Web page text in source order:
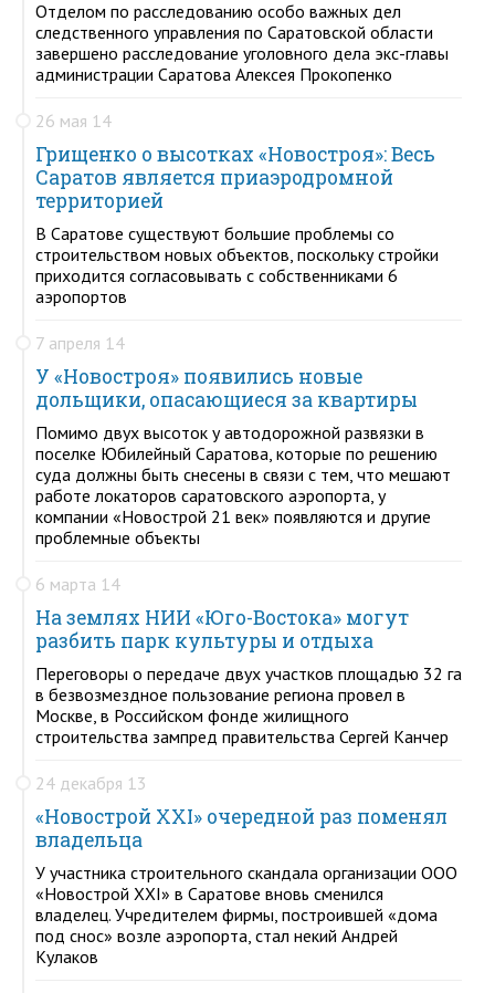
Отделом по расследованию особо важных дел
следственного управления по Саратовской области
завершено расследование уголовного дела экс-главы
администрации Саратова Алексея Прокопенко
26 мая 14
Грищенко о высотках «Новостроя»: Весь
Саратов является приаэродромной
территорией
В Саратове существуют большие проблемы со
строительством новых объектов, поскольку стройки
приходится согласовывать с собственниками 6
аэропортов
7 апреля 14
У «Новостроя» появились новые
дольщики, опасающиеся за квартиры
Помимо двух высоток у автодорожной развязки в
поселке Юбилейный Саратова, которые по решению
суда должны быть снесены в связи с тем, что мешают
работе локаторов саратовского аэропорта, у
компании «Новострой 21 век» появляются и другие
проблемные объекты
6 марта 14
На землях НИИ «Юго-Востока» могут
разбить парк культуры и отдыха
Переговоры о передаче двух участков площадью 32 га
в безвозмездное пользование региона провел в
Москве, в Российском фонде жилищного
строительства зампред правительства Сергей Канчер
24 декабря 13
«Новострой XXI» очередной раз поменял
владельца
У участника строительного скандала организации ООО
«Новострой XXI» в Саратове вновь сменился
владелец. Учредителем фирмы, построившей «дома
под снос» возле аэропорта, стал некий Андрей
Кулаков